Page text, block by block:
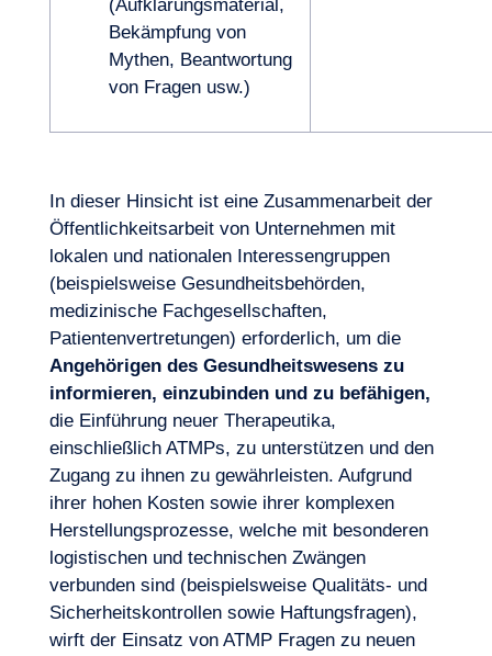
(Aufklärungsmaterial,
Bekämpfung von
Mythen, Beantwortung
von Fragen usw.)
In dieser Hinsicht ist eine Zusammenarbeit der
Öffentlichkeitsarbeit von Unternehmen mit
lokalen und nationalen Interessengruppen
(beispielsweise Gesundheitsbehörden,
medizinische Fachgesellschaften,
Patientenvertretungen) erforderlich, um die
Angehörigen des Gesundheitswesens zu
informieren, einzubinden und zu befähigen,
die Einführung neuer Therapeutika,
einschließlich ATMPs, zu unterstützen und den
Zugang zu ihnen zu gewährleisten. Aufgrund
ihrer hohen Kosten sowie ihrer komplexen
Herstellungsprozesse, welche mit besonderen
logistischen und technischen Zwängen
verbunden sind (beispielsweise Qualitäts- und
Sicherheitskontrollen sowie Haftungsfragen),
wirft der Einsatz von ATMP Fragen zu neuen